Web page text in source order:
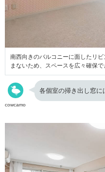
南西向きのバルコニーに面したリ
まないため、スペースを広々確保で
cowcamo
各個室の掃き出し窓に